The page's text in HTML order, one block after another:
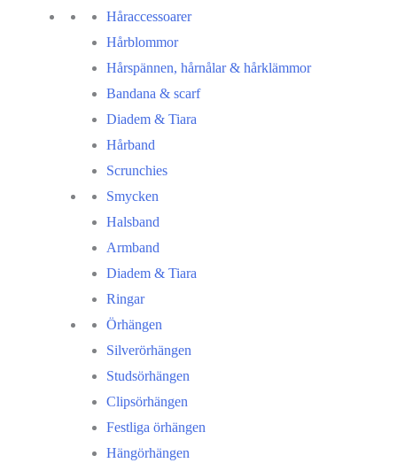
Håraccessoarer
Hårblommor
Hårspännen, hårnålar & hårklämmor
Bandana & scarf
Diadem & Tiara
Hårband
Scrunchies
Smycken
Halsband
Armband
Diadem & Tiara
Ringar
Örhängen
Silverörhängen
Studsörhängen
Clipsörhängen
Festliga örhängen
Hängörhängen